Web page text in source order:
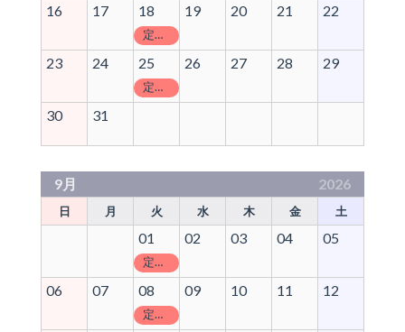
16 17 18
定休日
19 20 21 22
23 24 25
定休日
26 27 28 29
30 31
9月 2026
日 月 火 水 木 金 土
01
定休日
02 03 04 05
06 07 08
定休日
09 10 11 12